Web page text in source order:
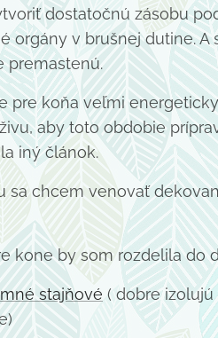
dostatočnú zásobu
orgány v brušnej dutine.
premastenú.
pre koňa veľmi
aby toto obdobie
iný článok.
sa chcem venovať
kone by som rozdelila do
stajňové ( dobre